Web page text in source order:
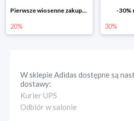
Pierwsze wiosenne zakupy -20%
20%
-30%
30%
W sklepieAdidas dostępne są
dostawy:
Kurier UPS
Odbiór w salonie